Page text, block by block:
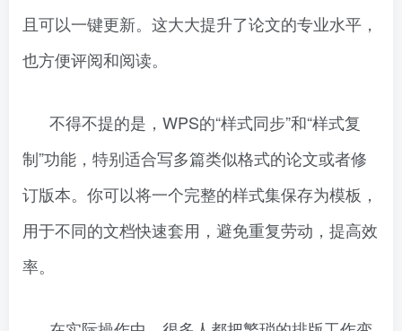
且可以一键更新。这大大提升了论文的专业水平，
也方便评阅和阅读。
不得不提的是，WPS的“样式同步”和“样式复
制”功能，特别适合写多篇类似格式的论文或者修
订版本。你可以将一个完整的样式集保存为模板，
用于不同的文档快速套用，避免重复劳动，提高效
率。